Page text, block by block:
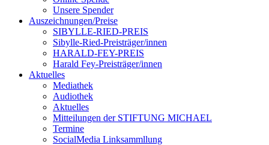
Unsere Spender
Auszeichnungen/Preise
SIBYLLE-RIED-PREIS
Sibylle-Ried-Preisträger/innen
HARALD-FEY-PREIS
Harald Fey-Preisträger/innen
Aktuelles
Mediathek
Audiothek
Aktuelles
Mitteilungen der STIFTUNG MICHAEL
Termine
SocialMedia Linksammllung